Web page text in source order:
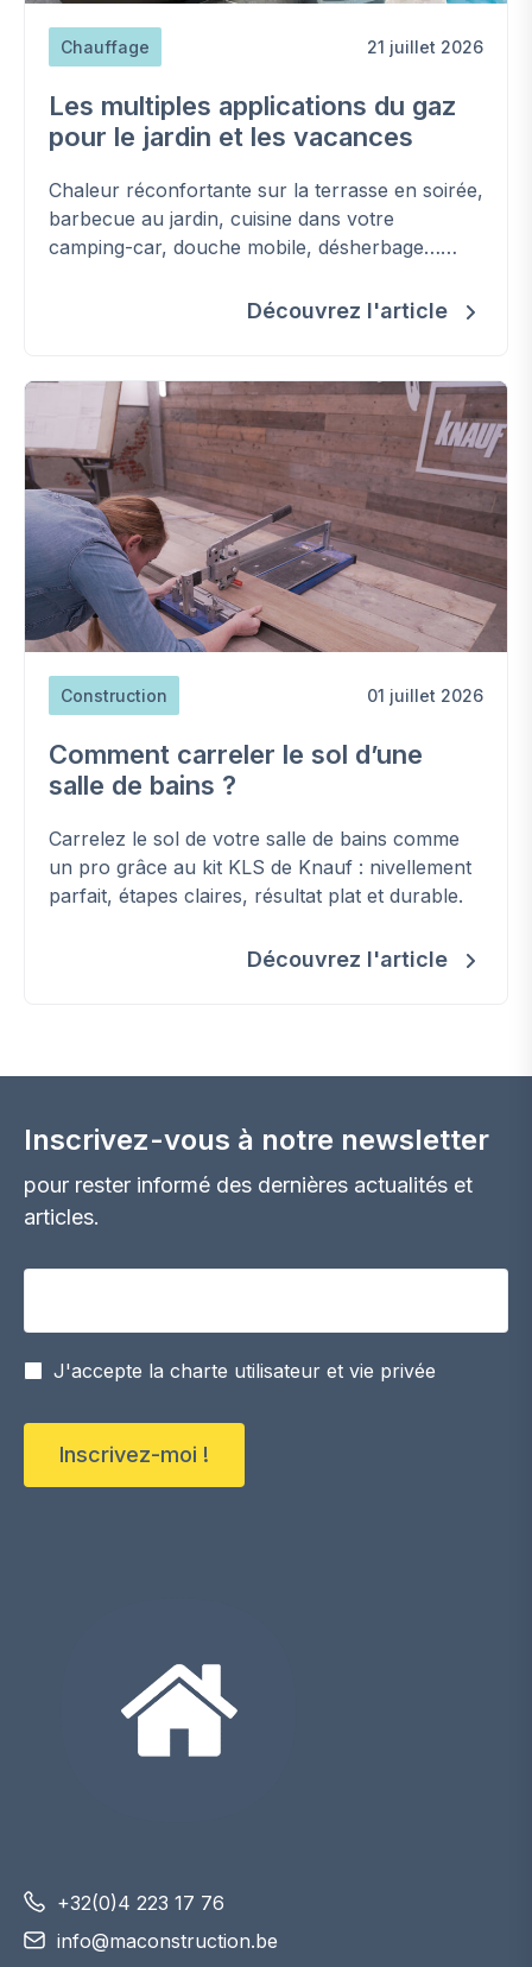
Chauffage 21 juillet 2026
Les multiples applications du gaz
pour le jardin et les vacances
Chaleur réconfortante sur la terrasse en soirée,
barbecue au jardin, cuisine dans votre
camping-car, douche mobile, désherbage…
insoupçonnées - du gaz (bio)propane en
Découvrez l'article
Construction 01 juillet 2026
Comment carreler le sol d’une
salle de bains ?
Carrelez le sol de votre salle de bains comme
un pro grâce au kit KLS de Knauf : nivellement
parfait, étapes claires, résultat plat et durable.
Découvrez l'article
Inscrivez-vous à notre newsletter
pour rester informé des dernières actualités et
articles.
J'accepte la charte utilisateur et vie privée
Inscrivez-moi !
+32(0)4 223 17 76
info@maconstruction.be